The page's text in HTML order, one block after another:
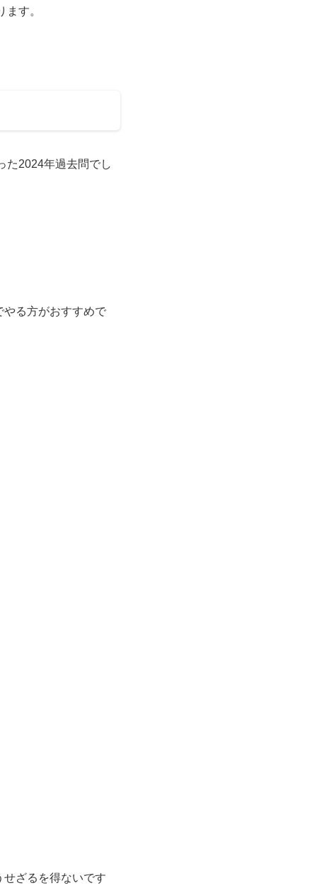
す。
た2024年過去問でし
やる方がおすすめで
ざるを得ないです